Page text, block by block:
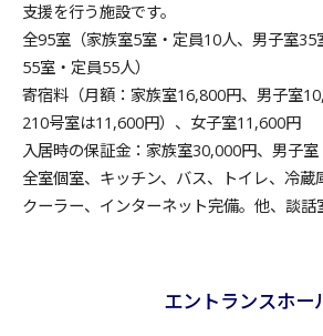
支援を行う施設です。
全95室（家族室5室・定員10人、男子室
55室・定員55人）
寄宿料（月額：家族室16,800円、男子室
210号室は11,600円）、女子室11,600円
入居時の保証金：家族室30,000円、男子
全室個室、キッチン、バス、トイレ、冷蔵
クーラー、インターネット完備。他、談話
エントランスホー